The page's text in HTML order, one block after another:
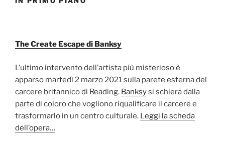
The Create Escape di Banksy
L’ultimo intervento dell’artista più misterioso è
apparso martedì 2 marzo 2021 sulla parete esterna del
carcere britannico di Reading. Banksysi schiera dalla
parte di coloro che vogliono riqualificare il carcere e
trasformarlo in un centro culturale. Leggi la scheda
dell’opera…